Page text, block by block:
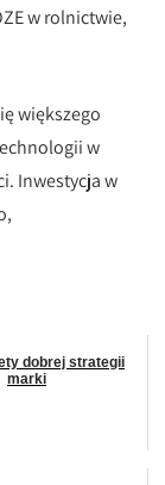
w rolnictwie,
większego
w
Inwestycja w
dobrej strategii
marki